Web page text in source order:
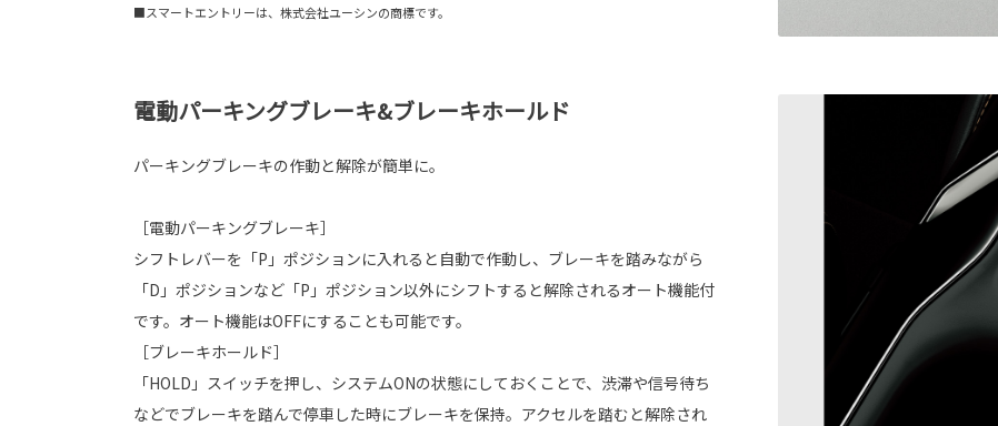
■スマートエントリーは、株式会社ユーシンの商標です。
電動パーキングブレーキ&ブレーキホールド
パーキングブレーキの作動と解除が簡単に。
［電動パーキングブレーキ］
シフトレバーを「P」ポジションに入れると自動で作動し、ブレーキを踏みながら
「D」ポジションなど「P」ポジション以外にシフトすると解除されるオート機能付
です。オート機能はOFFにすることも可能です。
［ブレーキホールド］
「HOLD」スイッチを押し、システムONの状態にしておくことで、渋滞や信号待ち
などでブレーキを踏んで停車した時にブレーキを保持。アクセルを踏むと解除され